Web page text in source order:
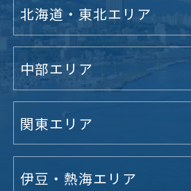
北海道・東北エリア
中部エリア
関東エリア
伊豆・熱海エリア